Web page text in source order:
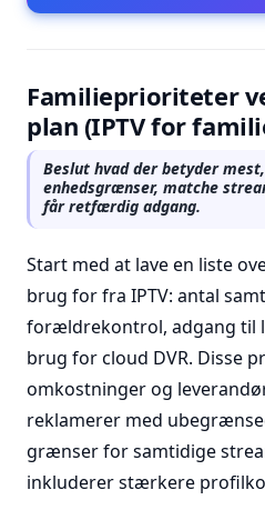
Familieprioriteter
plan (IPTV for
Beslut hvad der betyder
enhedsgrænser, matche
får retfærdig adgang.
Start med at lave en liste
brug for fra IPTV: antal
forældrekontrol, adgang til
brug for cloud DVR. Disse
omkostninger og
reklamerer med
grænser for samtidige
inkluderer stærkere